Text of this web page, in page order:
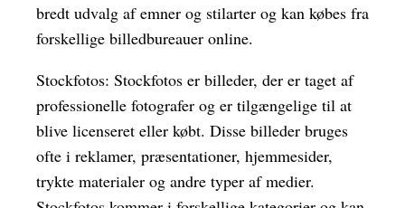
bredt udvalg af emner og stilarter og kan købes fra
forskellige billedbureauer online.
Stockfotos: Stockfotos er billeder, der er taget af
professionelle fotografer og er tilgængelige til at
blive licenseret eller købt. Disse billeder bruges
ofte i reklamer, præsentationer, hjemmesider,
trykte materialer og andre typer af medier.